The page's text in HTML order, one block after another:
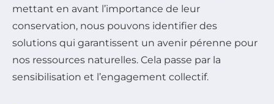
mettant en avant l’importance de leur
conservation, nous pouvons identifier des
solutions qui garantissent un avenir pérenne pour
nos ressources naturelles. Cela passe par la
sensibilisation et l’engagement collectif.